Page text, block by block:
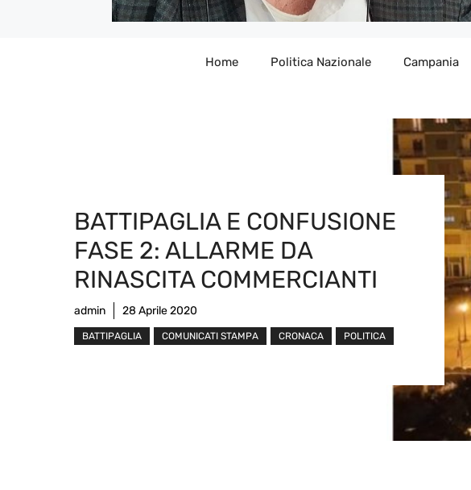
Home Politica Nazionale Campania
BATTIPAGLIA E CONFUSIONE
FASE 2: ALLARME DA
RINASCITA COMMERCIANTI
admin 28 Aprile 2020
BATTIPAGLIA COMUNICATI STAMPA CRONACA POLITICA